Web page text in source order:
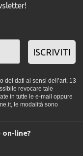
ISCRIVITI
dei dati ai sensi dell’art. 13
revocare tale
in tutte le e-mail oppure
le modalità sono
on-line?